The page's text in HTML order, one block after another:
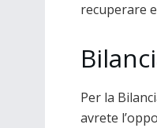
recuperare
Per la
avrete